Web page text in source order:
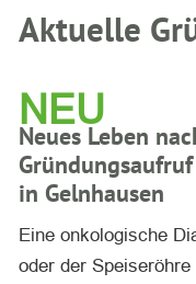
Aktuelle
NEU
Neues Leben
in Gelnhausen
Eine onkologische
oder der